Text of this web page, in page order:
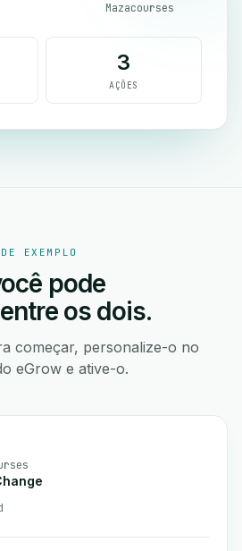
Mazacourses
3
AÇÕES
EXEMPLO
pode
os dois.
começar, personalize-o no
eGrow e ative-o.